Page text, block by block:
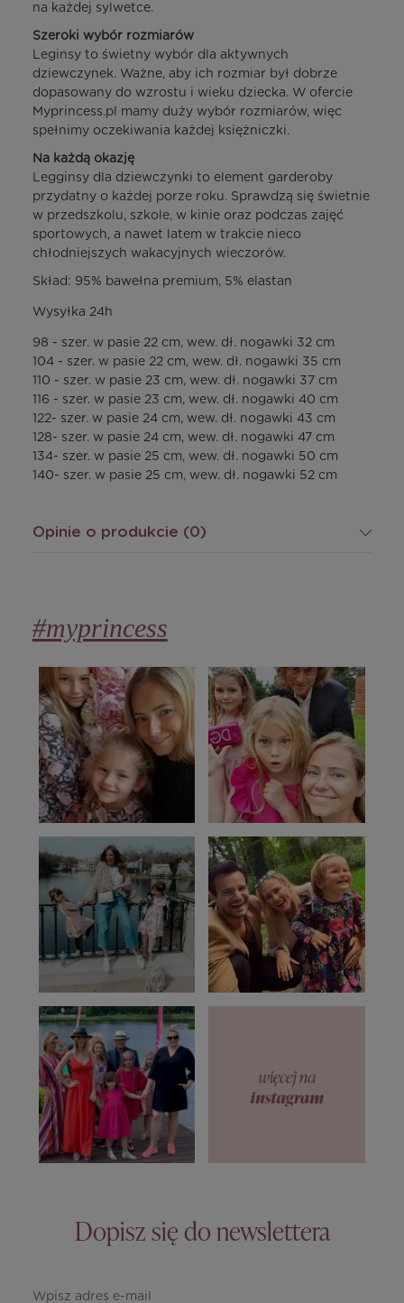
na każdej sylwetce.
Szeroki wybór rozmiarów
Leginsy to świetny wybór dla aktywnych
dziewczynek. Ważne, aby ich rozmiar był dobrze
dopasowany do wzrostu i wieku dziecka. W ofercie
Myprincess.pl mamy duży wybór rozmiarów, więc
spełnimy oczekiwania każdej księżniczki.
Na każdą okazję
Legginsy dla dziewczynki to element garderoby
przydatny o każdej porze roku. Sprawdzą się świetnie
w przedszkolu, szkole, w kinie oraz podczas zajęć
sportowych, a nawet latem w trakcie nieco
chłodniejszych wakacyjnych wieczorów.
Skład: 95% bawełna premium, 5% elastan
Wysyłka 24h
98 - szer. w pasie 22 cm, wew. dł. nogawki 32 cm
104 - szer. w pasie 22 cm, wew. dł. nogawki 35 cm
110 - szer. w pasie 23 cm, wew. dł. nogawki 37 cm
116 - szer. w pasie 23 cm, wew. dł. nogawki 40 cm
122- szer. w pasie 24 cm, wew. dł. nogawki 43 cm
128- szer. w pasie 24 cm, wew. dł. nogawki 47 cm
134- szer. w pasie 25 cm, wew. dł. nogawki 50 cm
140- szer. w pasie 25 cm, wew. dł. nogawki 52 cm
Opinie o produkcie (0)
#myprincess
Dopisz się do newslettera